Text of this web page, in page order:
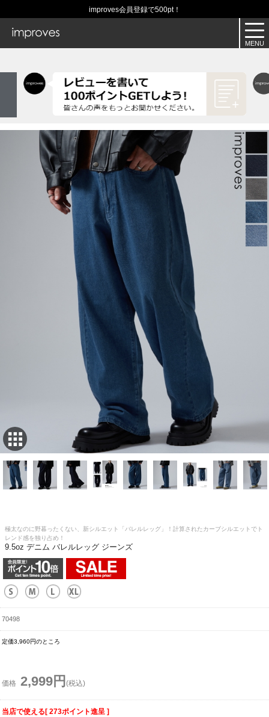
improves会員登録で500pt！
極太なのに野暮ったくない、新シルエット「バレルレッグ」！計算されたカーブシルエットでト
レンド感を独り占め！
9.5oz デニム バレルレッグ ジーンズ
70498
定価3,960円のところ
価格 2,999円 (税込)
当店で使える[ 273ポイント進呈 ]